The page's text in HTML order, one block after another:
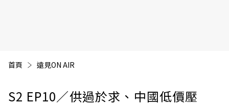
首頁 遠見ON AIR
S2 EP10／供過於求、中國低價壓